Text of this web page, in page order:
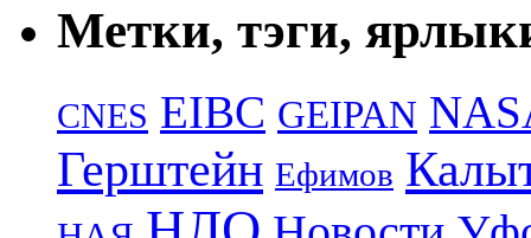
Метки, тэги,
CNES EIBC GEIPAN
Герштейн Ефимов